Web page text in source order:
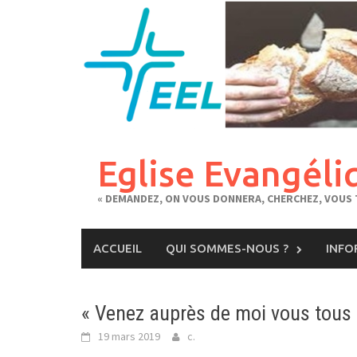
Eglise
« DEMANDEZ, ON VOUS DONNERA, CHERCHEZ,
ACCUEIL QUI SOMMES-NOUS ?
« Venez auprès de moi vous
19 mars 2019 c.